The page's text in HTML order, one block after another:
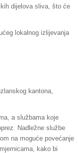
dijelova sliva, što će
lokalnog izlijevanja
kantona,
a službama koje
Nadležne službe
na moguće povećanje
kako bi